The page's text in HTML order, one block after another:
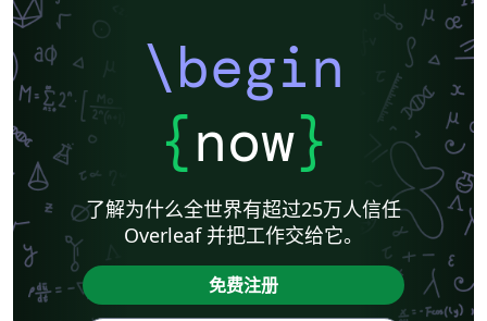
\begin
{now}
了解为什么全世界有超过25万人信任
Overleaf 并把工作交给它。
免费注册